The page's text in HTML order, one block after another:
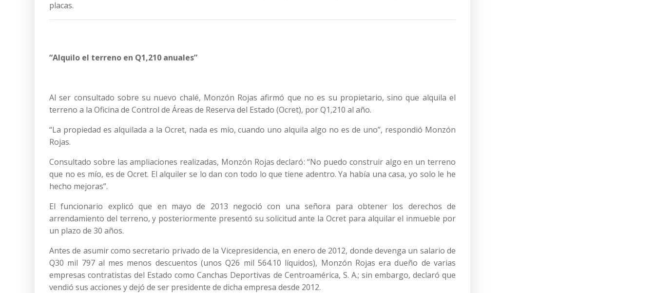
placas.
“Alquilo el terreno en Q1,210 anuales”
Al ser consultado sobre su nuevo chalé, Monzón Rojas afirmó que no es su propietario, sino que alquila el
terreno a la Oficina de Control de Áreas de Reserva del Estado (Ocret), por Q1,210 al año.
“La propiedad es alquilada a la Ocret, nada es mío, cuando uno alquila algo no es de uno”, respondió Monzón
Rojas.
Consultado sobre las ampliaciones realizadas, Monzón Rojas declaró: “No puedo construir algo en un terreno
que no es mío, es de Ocret. El alquiler se lo dan con todo lo que tiene adentro. Ya había una casa, yo solo le he
hecho mejoras”.
El funcionario explicó que en mayo de 2013 negoció con una señora para obtener los derechos de
arrendamiento del terreno, y posteriormente presentó su solicitud ante la Ocret para alquilar el inmueble por
un plazo de 30 años.
Antes de asumir como secretario privado de la Vicepresidencia, en enero de 2012, donde devenga un salario de
Q30 mil 797 al mes menos descuentos (unos Q26 mil 564.10 líquidos), Monzón Rojas era dueño de varias
empresas contratistas del Estado como Canchas Deportivas de Centroamérica, S. A.; sin embargo, declaró que
vendió sus acciones y dejó de ser presidente de dicha empresa desde 2012.